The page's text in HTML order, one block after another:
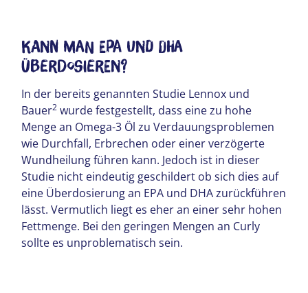
Kann man EPA und DHA
überdosieren?
In der bereits genannten Studie Lennox und
Bauer2 wurde festgestellt, dass eine zu hohe
Menge an Omega-3 Öl zu Verdauungsproblemen
wie Durchfall, Erbrechen oder einer verzögerte
Wundheilung führen kann. Jedoch ist in dieser
Studie nicht eindeutig geschildert ob sich dies auf
eine Überdosierung an EPA und DHA zurückführen
lässt. Vermutlich liegt es eher an einer sehr hohen
Fettmenge. Bei den geringen Mengen an Curly
sollte es unproblematisch sein.